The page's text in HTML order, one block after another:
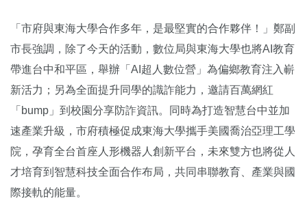
「市府與東海大學合作多年，是最堅實的合作夥伴！」鄭副
市長強調，除了今天的活動，數位局與東海大學也將AI教育
帶進台中和平區，舉辦「AI超人數位營」為偏鄉教育注入嶄
新活力；另為全面提升同學的識詐能力，邀請百萬網紅
「bump」到校園分享防詐資訊。同時為打造智慧台中並加
速產業升級，市府積極促成東海大學攜手美國喬治亞理工學
院，孕育全台首座人形機器人創新平台，未來雙方也將從人
才培育到智慧科技全面合作布局，共同串聯教育、產業與國
際接軌的能量。